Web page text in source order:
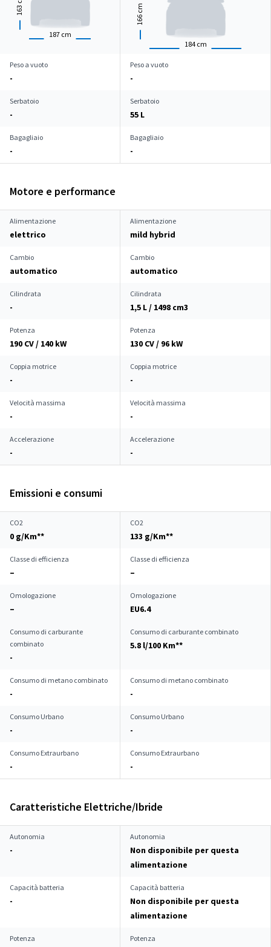
187 cm
163
184 cm
166
cm
Peso a vuoto
-
Peso a vuoto
-
Serbatoio
-
Serbatoio
55 L
Bagagliaio
-
Bagagliaio
-
Motore e performance
Alimentazione
elettrico
Alimentazione
mild hybrid
Cambio
automatico
Cambio
automatico
Cilindrata
-
Cilindrata
1,5 L / 1498 cm3
Potenza
190 CV / 140 kW
Potenza
130 CV / 96 kW
Coppia motrice
-
Coppia motrice
-
Velocità massima
-
Velocità massima
-
Accelerazione
-
Accelerazione
-
Emissioni e consumi
CO2
0 g/Km**
CO2
133 g/Km**
Classe di efficienza
–
Classe di efficienza
–
Omologazione
–
Omologazione
EU6.4
Consumo di carburante
combinato
-
Consumo di carburante combinato
5.8 l/100 Km**
Consumo di metano combinato
-
Consumo di metano combinato
-
Consumo Urbano
-
Consumo Urbano
-
Consumo Extraurbano
-
Consumo Extraurbano
-
Caratteristiche Elettriche/Ibride
Autonomia
-
Autonomia
Non disponibile per questa
alimentazione
Capacità batteria
-
Capacità batteria
Non disponibile per questa
alimentazione
Potenza Potenza